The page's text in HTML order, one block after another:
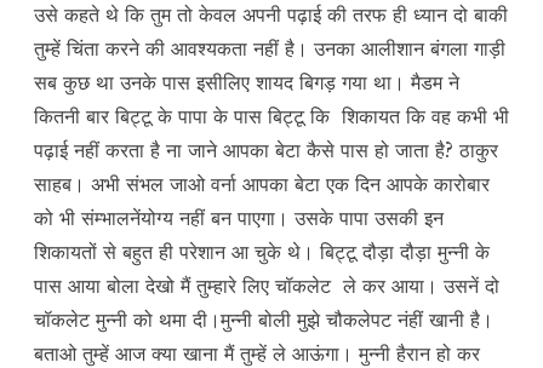
उसे कहते थे कि तुम तो केवल अपनी पढ़ाई की तरफ ही ध्यान दो बाकी
तुम्हें चिंता करने की आवश्यकता नहीं है। उनका आलीशान बंगला गाड़ी
सब कुछ था उनके पास इसीलिए शायद बिगड़ गया था। मैडम ने
कितनी बार बिट्टू के पापा के पास बिट्टू कि शिकायत कि वह कभी भी
पढ़ाई नहीं करता है ना जाने आपका बेटा कैसे पास हो जाता है? ठाकुर
साहब। अभी संभल जाओ वर्ना आपका बेटा एक दिन आपके कारोबार
को भी संम्भालनेंयोग्य नहीं बन पाएगा। उसके पापा उसकी इन
शिकायतों से बहुत ही परेशान आ चुके थे। बिट्टू दौड़ा दौड़ा मुन्नी के
पास आया बोला देखो मैं तुम्हारे लिए चॉकलेट ले कर आया। उसनें दो
चॉकलेट मुन्नी को थमा दी।मुन्नी बोली मुझे चौकलेपट नंहीं खानी है।
बताओ तुम्हें आज क्या खाना मैं तुम्हें ले आऊंगा। मुन्नी हैरान हो कर